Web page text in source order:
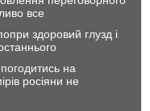
все
здоровий глузд і
на
росіяни не